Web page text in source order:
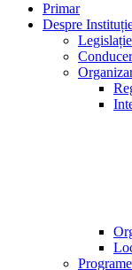
Primar
Despre
Legislație